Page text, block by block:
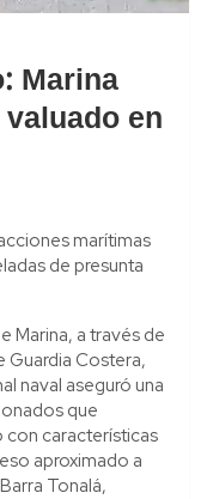
Marina
en
marítimas
de presunta
Marina, a través de
Guardia Costera,
naval aseguró una
que
con características
aproximado a
Tonalá,